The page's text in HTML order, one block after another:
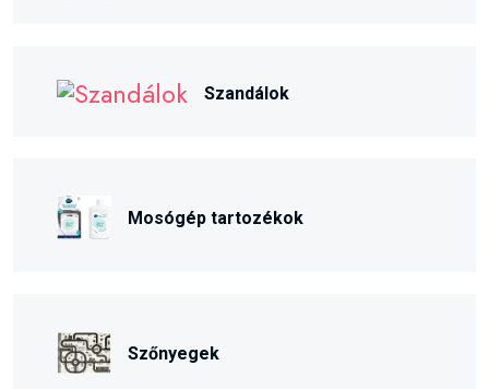
Szandálok
Mosógép tartozékok
Szőnyegek